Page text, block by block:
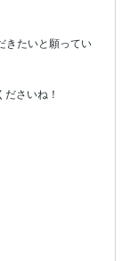
きたいと願ってい
さいね！